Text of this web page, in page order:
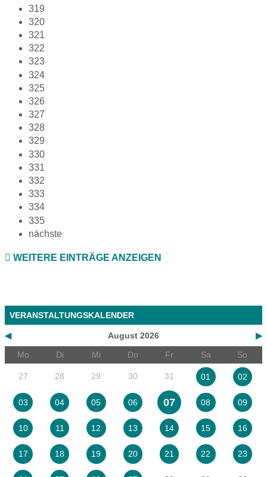
319
320
321
322
323
324
325
326
327
328
329
330
331
332
333
334
335
nächste
WEITERE EINTRÄGE ANZEIGEN
VERANSTALTUNGSKALENDER
◀ ▶
August 2026
Mo
Di Mi Do Fr Sa So
27 28 29 30 31 01 02
03 04 05 06 07 08 09
10 11 12 13 14 15 16
17 18 19 20 21 22 23